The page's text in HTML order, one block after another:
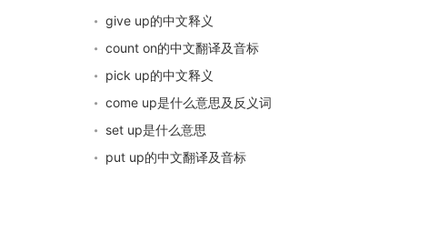
give up的中文释义
count on的中文翻译及音标
pick up的中文释义
come up是什么意思及反义词
set up是什么意思
put up的中文翻译及音标